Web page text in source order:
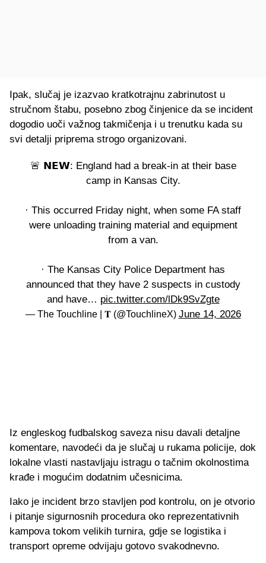
Ipak, slučaj je izazvao kratkotrajnu zabrinutost u
stručnom štabu, posebno zbog činjenice da se incident
dogodio uoči važnog takmičenja i u trenutku kada su
svi detalji priprema strogo organizovani.
🚨 𝗡𝗘𝗪: England had a break-in at their base
camp in Kansas City.
· This occurred Friday night, when some FA staff
were unloading training material and equipment
from a van.
· The Kansas City Police Department has
announced that they have 2 suspects in custody
and have… pic.twitter.com/lDk9SvZgte
— The Touchline | 𝐓 (@TouchlineX) June 14, 2026
Iz engleskog fudbalskog saveza nisu davali detaljne
komentare, navodeći da je slučaj u rukama policije, dok
lokalne vlasti nastavljaju istragu o tačnim okolnostima
krađe i mogućim dodatnim učesnicima.
Iako je incident brzo stavljen pod kontrolu, on je otvorio
i pitanje sigurnosnih procedura oko reprezentativnih
kampova tokom velikih turnira, gdje se logistika i
transport opreme odvijaju gotovo svakodnevno.